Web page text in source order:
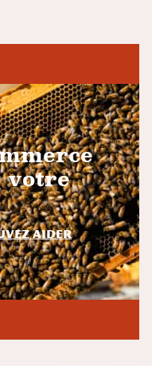
votre
aider